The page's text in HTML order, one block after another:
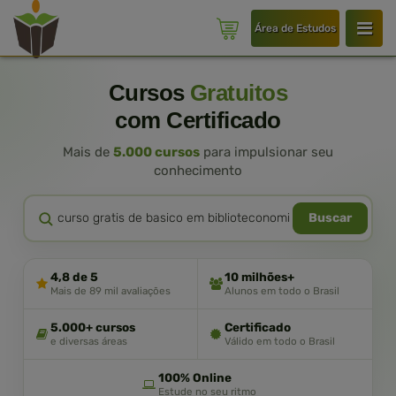
Área de Estudos
Cursos Gratuitos
com Certificado
Mais de 5.000 cursos para impulsionar seu
conhecimento
Buscar
4,8 de 5
Mais de 89 mil avaliações
10 milhões+
Alunos em todo o Brasil
5.000+ cursos
e diversas áreas
Certificado
Válido em todo o Brasil
100% Online
Estude no seu ritmo